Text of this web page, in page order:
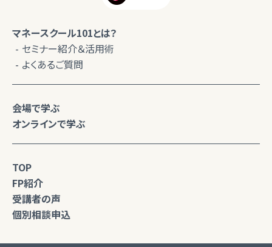
マネースクール101とは？
セミナー紹介＆活用術
よくあるご質問
会場で学ぶ
オンラインで学ぶ
TOP
FP紹介
受講者の声
個別相談申込